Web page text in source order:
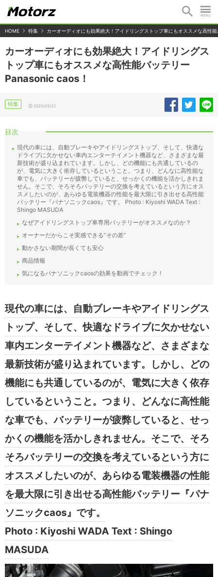
HOME 特集 カーオーディオにも効果絶大！アイドリングストップ車にもオススメな高性
カーオーディオにも効果絶大！アイドリングス
トップ車にもオススメな高性能バッテリー
Panasonic caos！
特集 2020/03/22
目次
現代の車には、自動ブレーキやアイドリングストップ、そして、快適な
ドライブに欠かせない車内エンターテイメント機器など、さまざまな最
新技術が盛り込まれています。しかし、どの機能にも共通しているの
が、電気に大きく依存しているということ。つまり、どんなに高性能な
車でも、バッテリーが疲弊していると、せっかくの機能を活かしきれま
せん。そこで、そろそろバッテリーの交換を考えているという方にオス
スメしたいのが、あらゆる電装機器の性能を最大限に引き出せる高性能
バッテリー『パナソニックcaos』です。 Photo : Kiyoshi WADA Text :
Shingo MASUDA
なぜアイドリングストップ車専用バッテリーがオススメなのか？
オーナーだからこそ実感できる”その差”
動かさない期間が長くても安心
商品情報
気になるパナソニックcaosの効果を動画でチェック！
現代の車には、自動ブレーキやアイドリングス
トップ、そして、快適なドライブに欠かせない
車内エンターテイメント機器など、さまざまな
最新技術が盛り込まれています。しかし、どの
機能にも共通しているのが、電気に大きく依存
しているということ。つまり、どんなに高性能
な車でも、バッテリーが疲弊していると、せっ
かくの機能を活かしきれません。そこで、そろ
そろバッテリーの交換を考えているという方に
オススメしたいのが、あらゆる電装機器の性能
を最大限に引き出せる高性能バッテリー『パナ
ソニックcaos』です。
Photo : Kiyoshi WADA Text : Shingo
MASUDA